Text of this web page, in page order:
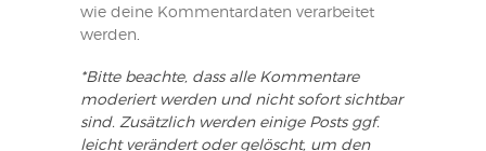
wie deine Kommentardaten verarbeitet
werden.
*Bitte beachte, dass alle Kommentare
moderiert werden und nicht sofort sichtbar
sind. Zusätzlich werden einige Posts ggf.
leicht verändert oder gelöscht, um den